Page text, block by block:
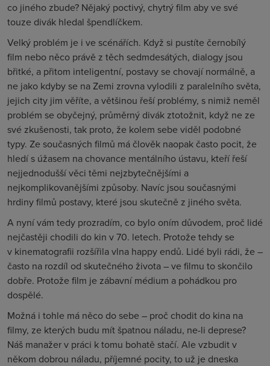
co jiného zbude? Nějaký poctivý, chytrý film aby ve své
touze divák hledal špendlíčkem.
Velký problém je i ve scénářích. Když si pustíte černobílý
film nebo něco právě z těch sedmdesátých, dialogy jsou
břitké, a přitom inteligentní, postavy se chovají normálně, a
ne jako kdyby se na Zemi zrovna vylodili z paralelního světa,
jejich city jim věříte, a většinou řeší problémy, s nimiž neměl
problém se obyčejný, průměrný divák ztotožnit, když ne ze
své zkušenosti, tak proto, že kolem sebe viděl podobné
typy. Ze současných filmů má člověk naopak často pocit, že
hledí s úžasem na chovance mentálního ústavu, kteří řeší
nejjednodušší věci těmi nejzbytečnějšími a
nejkomplikovanějšími způsoby. Navíc jsou současnými
hrdiny filmů postavy, které jsou skutečně z jiného světa.
A nyní vám tedy prozradím, co bylo oním důvodem, proč lidé
nejčastěji chodili do kin v 70. letech. Protože tehdy se
v kinematografii rozšířila vlna happy endů. Lidé byli rádi, že –
často na rozdíl od skutečného života – ve filmu to skončilo
dobře. Protože film je zábavní médium a pohádkou pro
dospělé.
Možná i tohle má něco do sebe – proč chodit do kina na
filmy, ze kterých budu mít špatnou náladu, ne-li deprese?
Náš manažer v práci k tomu bohatě stačí. Ale vzbudit v
někom dobrou náladu, příjemné pocity, to už je dneska